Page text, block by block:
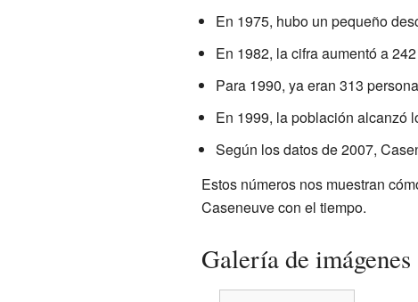
En 1975, hubo un pequeño
En 1982, la cifra aumentó a
Para 1990, ya eran 313
En 1999, la población alcanzó
Según los datos de 2007,
Estos números nos muestran
Caseneuve con el tiempo.
Galería de imágenes